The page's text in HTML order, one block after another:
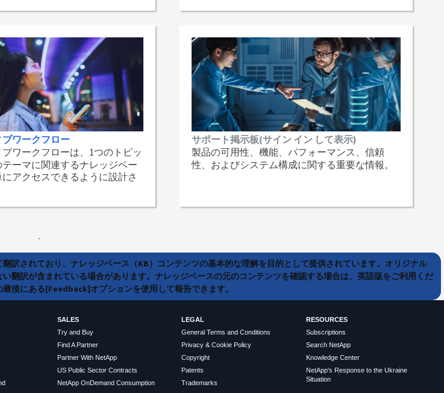
ワークフロー
ワークフローは、1つのトピッ
ーマに関連するナレッジベー
アクセスできるように設計さ
サポート掲示板(サイン イン して表示)
製品の可用性、機能、パフォーマンス、信頼
性、およびシステム構成に関する重要な情報。
訳されており、ナレッジベース（KB）コンテンツの基本的な理解を目的として提供されています。オリジナル
翻訳が含まれている場合があります。ナレッジベースの元のコンテンツを確認する場合は、英語版をご利用くだ
後にある[Feedback]オプションを使用して報告できます。
SALES
Try and Buy
Find A Partner
Partner With NetApp
US Public Sector Contracts
NetApp OnDemand Consumption
LEGAL
General Terms and Conditions
Privacy & Cookie Policy
Copyright
Patents
Trademarks
RESOURCES
Subscriptions
Search NetApp
Knowledge Center
NetApp's Response to the Ukraine
Situation